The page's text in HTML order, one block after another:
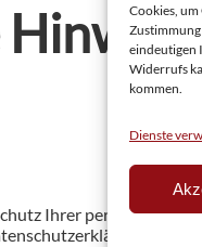
Cookies,
eindeutigen
Widerrufs
kommen.
Dienste
Ihrer persönlichen